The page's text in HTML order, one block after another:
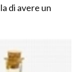
di avere un